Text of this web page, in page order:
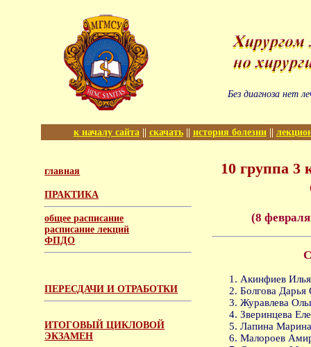
Без диагноза нет
к началу сайта || скачать|| история болезни||
главная
ПРАКТИКА
общее расписание
расписание лекций
ФПДО
ПЕРЕСДАЧИ И ОТРАБОТКИ
ИТОГОВЫЙ ЦИКЛОВОЙ
ЭКЗАМЕН
10 группа3
(8 февраля
Акинфиев
Болгова Дарья
Журавлева
Зверинцева
Лапина
Малороев